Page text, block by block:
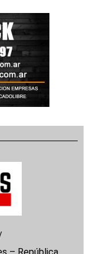
– República